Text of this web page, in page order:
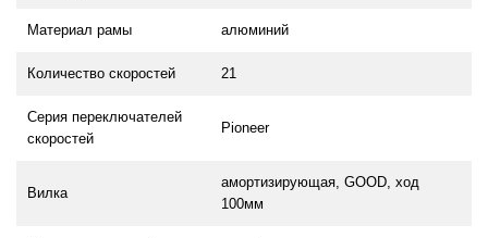
Материал рамы алюминий
Количество скоростей 21
Серия переключателей
скоростей
Pioneer
Вилка
амортизирующая, GOOD, ход
100мм